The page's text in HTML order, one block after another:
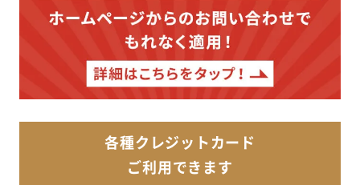
各種クレジットカード
ご利用できます